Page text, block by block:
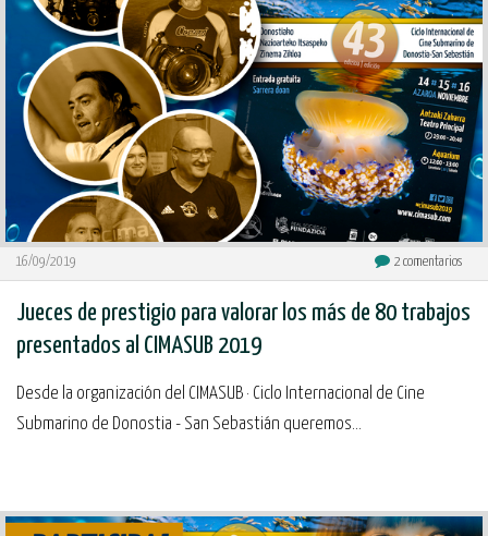
16/09/2019 2 comentarios
Jueces de prestigio para valorar los más de 80 trabajos
presentados al CIMASUB 2019
Desde la organización del CIMASUB · Ciclo Internacional de Cine
Submarino de Donostia - San Sebastián queremos...